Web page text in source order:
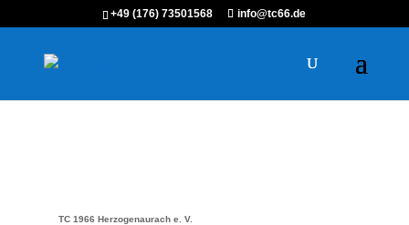
+49 (176) 73501568 info@tc66.de
TC 1966 Herzogenaurach e. V.